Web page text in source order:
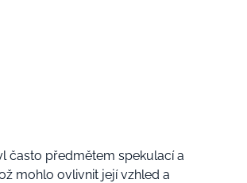
často předmětem spekulací a
mohlo ovlivnit její vzhled a